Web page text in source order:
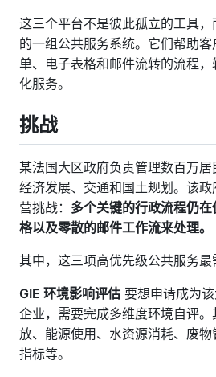
这三个平台不是彼此孤立的工具
的一组公共服务系统。它们帮助
单、电子表格和邮件流转的流程
化服务。
挑战
某法国大区政府负责管理数百万居
经济发展、交通和国土规划。该
营挑战： 多个关键的行政流程仍
格以及零散的邮件工作流来处理。
其中，这三项高优先级公共服务最
GIE 环境影响评估 要想申请成为
企业，需要完成多维度环境自评
放、能源使用、水资源消耗、废
指标等。